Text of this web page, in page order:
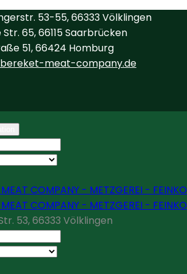
53-55, 66333 Völklingen
65, 66115 Saarbrücken
51, 66424 Homburg
meat-company.de
53, 66333 Völklingen